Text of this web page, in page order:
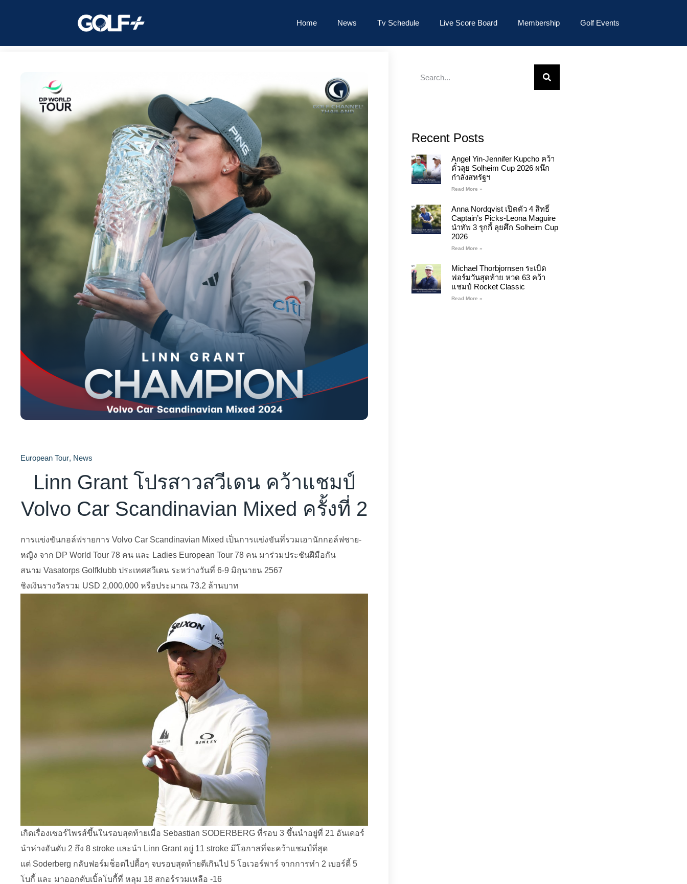
Home News Tv Schedule Live Score Board Membership Golf Events
European Tour, News
Linn Grant โปรสาวสวีเดน คว้าแชมป์
Volvo Car Scandinavian Mixed ครั้งที่ 2
การแข่งขันกอล์ฟรายการ Volvo Car Scandinavian Mixed เป็นการแข่งขันที่รวมเอานักกอล์ฟชาย-
หญิง จาก DP World Tour 78 คน และ Ladies European Tour 78 คน มาร่วมประชันฝีมือกัน
สนาม Vasatorps Golfklubb ประเทศสวีเดน ระหว่างวันที่ 6-9 มิถุนายน 2567
ชิงเงินรางวัลรวม USD 2,000,000 หรือประมาณ 73.2 ล้านบาท
เกิดเรื่องเซอร์ไพรส์ขึ้นในรอบสุดท้ายเมื่อ Sebastian SODERBERG ที่รอบ 3 ขึ้นนำอยู่ที่ 21 อันเดอร์
นำห่างอันดับ 2 ถึง 8 stroke และนำ Linn Grant อยู่ 11 stroke มีโอกาสที่จะคว้าแชมป์ที่สุด
แต่ Soderberg กลับฟอร์มช็อตไปดื้อๆ จบรอบสุดท้ายตีเกินไป 5 โอเวอร์พาร์ จากการทำ 2 เบอร์ดี้ 5
โบกี้ และ มาออกดับเบิ้ลโบกี้ที่ หลุม 18 สกอร์รวมเหลือ -16
Recent Posts
Angel Yin-Jennifer Kupcho คว้า
ตั๋วลุย Solheim Cup 2026 ผนึก
กำลังสหรัฐฯ
Read More »
Anna Nordqvist เปิดตัว 4 สิทธิ์
Captain’s Picks-Leona Maguire
นำทัพ 3 รุกกี้ ลุยศึก Solheim Cup
2026
Read More »
Michael Thorbjornsen ระเบิด
ฟอร์มวันสุดท้าย หวด 63 คว้า
แชมป์ Rocket Classic
Read More »